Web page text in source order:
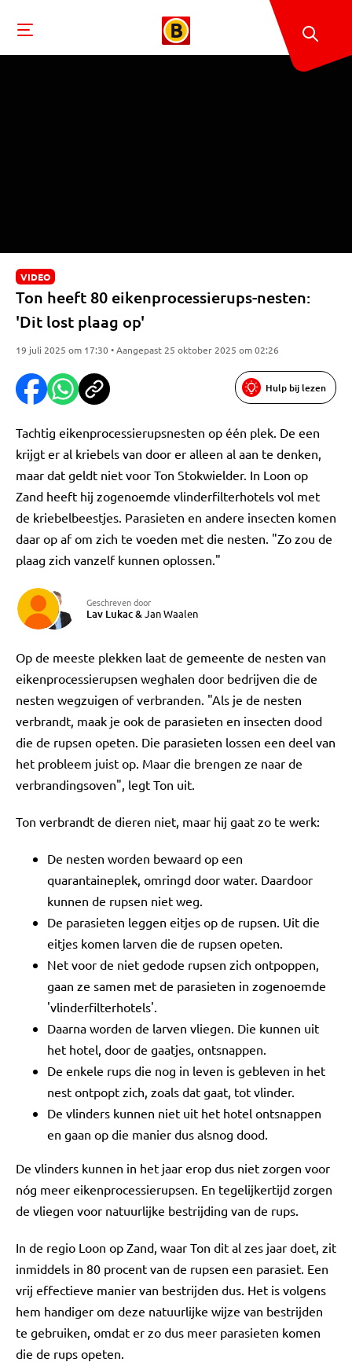
VIDEO
Ton heeft 80 eikenprocessierups-nesten:
'Dit lost plaag op'
19 juli 2025 om 17:30 • Aangepast 25 oktober 2025 om 02:26
Hulp bij lezen
Tachtig eikenprocessierupsnesten op één plek. De een
krijgt er al kriebels van door er alleen al aan te denken,
maar dat geldt niet voor Ton Stokwielder. In Loon op
Zand heeft hij zogenoemde vlinderfilterhotels vol met
de kriebelbeestjes. Parasieten en andere insecten komen
daar op af om zich te voeden met die nesten. "Zo zou de
plaag zich vanzelf kunnen oplossen."
Geschreven door
Lav Lukac&Jan Waalen
Op de meeste plekken laat de gemeente de nesten van
eikenprocessierupsen weghalen door bedrijven die de
nesten wegzuigen of verbranden. "Als je de nesten
verbrandt, maak je ook de parasieten en insecten dood
die de rupsen opeten. Die parasieten lossen een deel van
het probleem juist op. Maar die brengen ze naar de
verbrandingsoven", legt Ton uit.
Ton verbrandt de dieren niet, maar hij gaat zo te werk:
De nesten worden bewaard op een
quarantaineplek, omringd door water. Daardoor
kunnen de rupsen niet weg.
De parasieten leggen eitjes op de rupsen. Uit die
eitjes komen larven die de rupsen opeten.
Net voor de niet gedode rupsen zich ontpoppen,
gaan ze samen met de parasieten in zogenoemde
'vlinderfilterhotels'.
Daarna worden de larven vliegen. Die kunnen uit
het hotel, door de gaatjes, ontsnappen.
De enkele rups die nog in leven is gebleven in het
nest ontpopt zich, zoals dat gaat, tot vlinder.
De vlinders kunnen niet uit het hotel ontsnappen
en gaan op die manier dus alsnog dood.
De vlinders kunnen in het jaar erop dus niet zorgen voor
nóg meer eikenprocessierupsen. En tegelijkertijd zorgen
de vliegen voor natuurlijke bestrijding van de rups.
In de regio Loon op Zand, waar Ton dit al zes jaar doet, zit
inmiddels in 80 procent van de rupsen een parasiet. Een
vrij effectieve manier van bestrijden dus. Het is volgens
hem handiger om deze natuurlijke wijze van bestrijden
te gebruiken, omdat er zo dus meer parasieten komen
die de rups opeten.